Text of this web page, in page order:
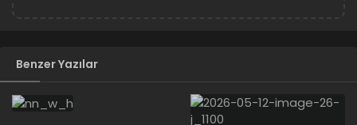
Benzer Yazılar